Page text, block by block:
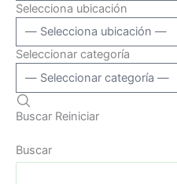
Selecciona ubicación
Seleccionar categoría
Buscar Reiniciar
Buscar